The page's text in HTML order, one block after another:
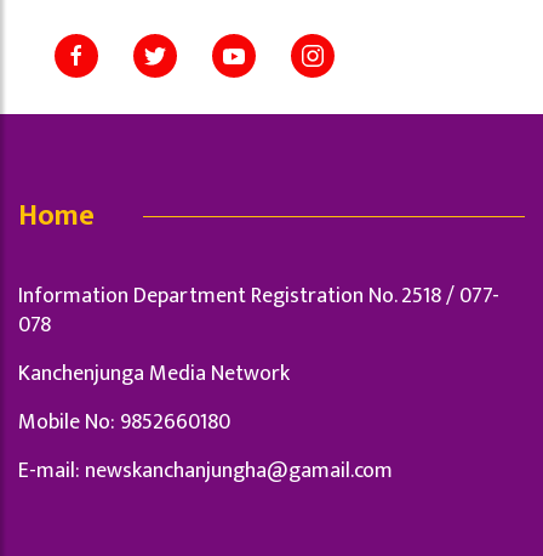
Home
Information Department Registration No. 2518 / 077-
078
Kanchenjunga Media Network
Mobile No: 9852660180
E-mail: newskanchanjungha@gamail.com